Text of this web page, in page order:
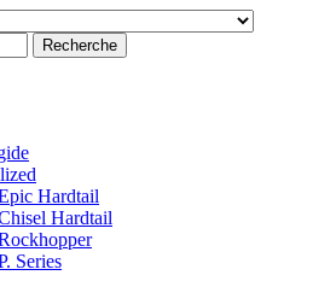
Recherche
Hardtail
Hardtail
Series